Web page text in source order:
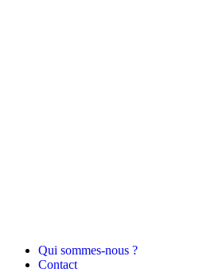
Qui sommes-nous ?
Contact